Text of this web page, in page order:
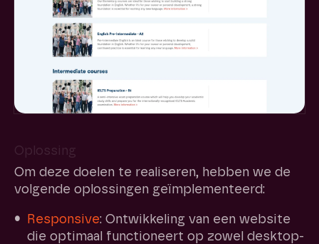
Oplossing
Om deze doelen te realiseren, hebben we de
volgende oplossingen geïmplementeerd:
Responsive: Ontwikkeling van een website
die optimaal functioneert op zowel desktop-